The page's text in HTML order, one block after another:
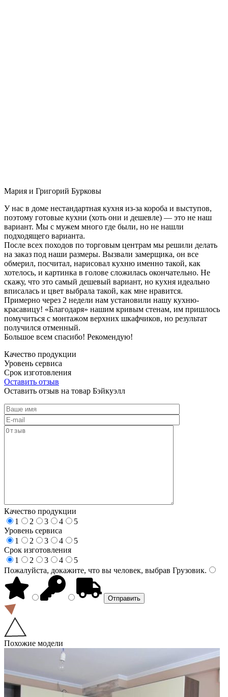
Мария и Григорий Бурковы
У нас в доме нестандартная кухня из-за короба и выступов,
поэтому готовые кухни (хоть они и дешевле) — это не наш
вариант. Мы с мужем много где были, но не нашли
подходящего варианта.
После всех походов по торговым центрам мы решили делать
на заказ под наши размеры. Вызвали замерщика, он все
обмерил, посчитал, нарисовал кухню именно такой, как
хотелось, и картинка в голове сложилась окончательно. Не
скажу, что это самый дешевый вариант, но кухня идеально
вписалась и цвет выбрала такой, как мне нравится.
Примерно через 2 недели нам установили нашу кухню-
красавицу! «Благодаря» нашим кривым стенам, им пришлось
помучиться с монтажом верхних шкафчиков, но результат
получился отменный.
Большое всем спасибо! Рекомендую!
Качество продукции
Уровень сервиса
Срок изготовления
Оставить отзыв
Оставить отзыв на товар Бэйкуэлл
Качество продукции
1
2 3 4
5
Уровень сервиса
1
2 3 4
5
Срок изготовления
1
2 3 4
5
Пожалуйста, докажите, что вы человек, выбрав Грузовик.
Похожие модели